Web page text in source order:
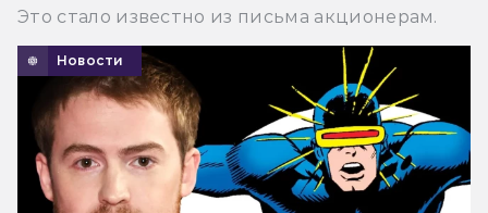
Это стало известно из письма акционерам.
Новости